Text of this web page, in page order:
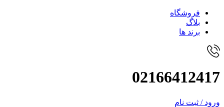
فروشگاه
بلاگ
برند ها
02166412417
ورود / ثبت نام